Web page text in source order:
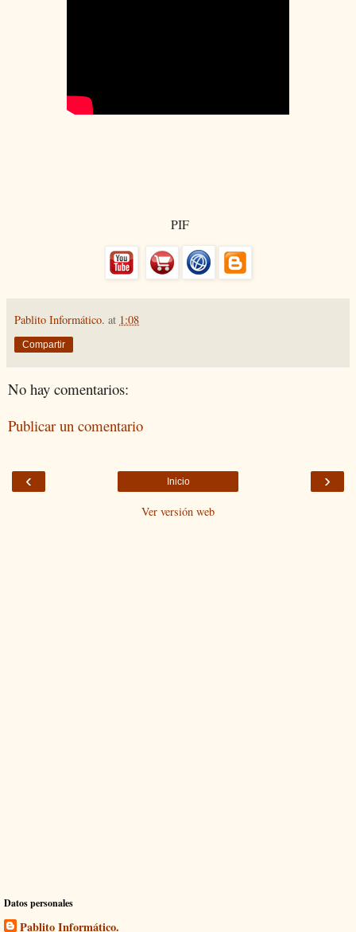
PIF
Pablito Informático. at 1:08
Compartir
No hay comentarios:
Publicar un comentario
‹ ›
Inicio
Ver versión web
Datos personales
Pablito Informático.